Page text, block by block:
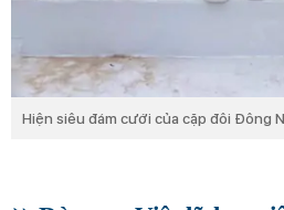
Hiện siêu đám cưới của cặp đôi Đông